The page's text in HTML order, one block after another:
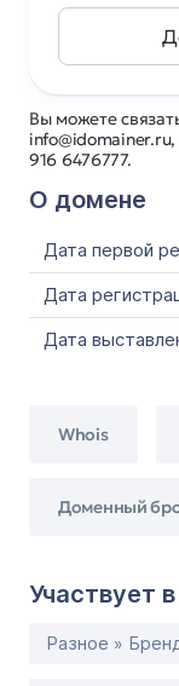
Вы можете
916 6476777.
О домене
Дата первой
Дата
Дата
Whois
Доменный
Участвует
Разное »